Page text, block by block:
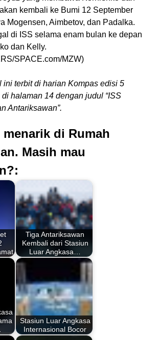
kembali ke Bumi 12 September
Mogensen, Aimbetov, dan Padalka.
di ISS selama enam bulan ke depan
dan Kelly.
SPACE.com/MZW)
ini terbit di harian Kompas edisi 5
halaman 14 dengan judul “ISS
Antariksawan”.
di Rumah
Masih mau
Tiga Antariksawan
Kembali dari Stasiun
Luar Angkasa…
Stasiun Luar Angkasa
Internasional Bocor